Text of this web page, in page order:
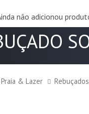
não adicionou
& Lazer